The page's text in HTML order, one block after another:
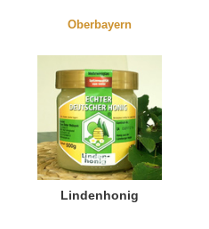
Oberbayern
Lindenhonig